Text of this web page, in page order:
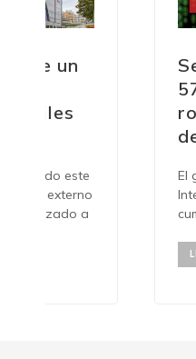
Se
570 GB
robados
de
El grupo de
International,
cumplido su